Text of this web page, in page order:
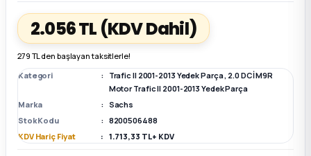
Parça
Megane E-TECH Yedek Parça
Parça2.056 TL (KDV Dahil)
279 TL den başlayan taksitlerle!
Kategori
Trafic II 2001-2013 Yedek Parça, 2.0 DCİ M9R
Motor Trafic II 2001-2013 Yedek Parça
Marka
Sachs
Stok Kodu
8200506488
KDV Hariç Fiyat
1.713,33 TL + KDV